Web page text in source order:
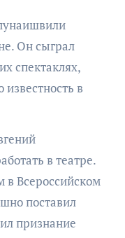
Он сыграл
спектаклях,
в
в театре.
в Всероссийском
поставил
признание